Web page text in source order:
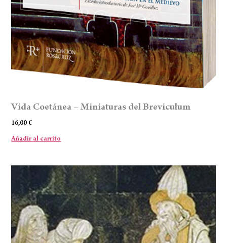
Vida Coetánea – Miniaturas del Breviculum
16,00€
Añadir al carrito